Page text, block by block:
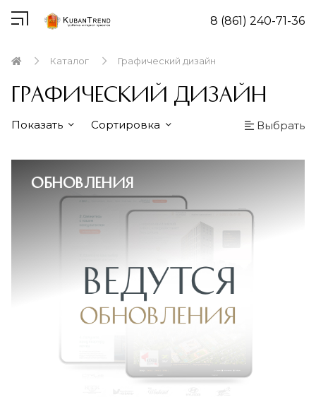
8 (861) 240-71-36
Каталог Графический дизайн
Графический дизайн
Показать Сортировка Выбрать
Обновления